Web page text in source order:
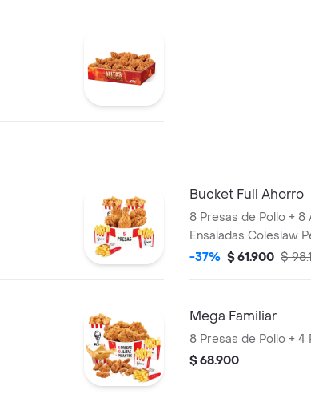
Bucket Full Ahorro
8 Presas de Pollo + 8
Ensaladas Coleslaw
Gaseosa 1,5 Litros
-37% $ 61.900 $
Mega Familiar
8 Presas de Pollo + 4
$ 68.900